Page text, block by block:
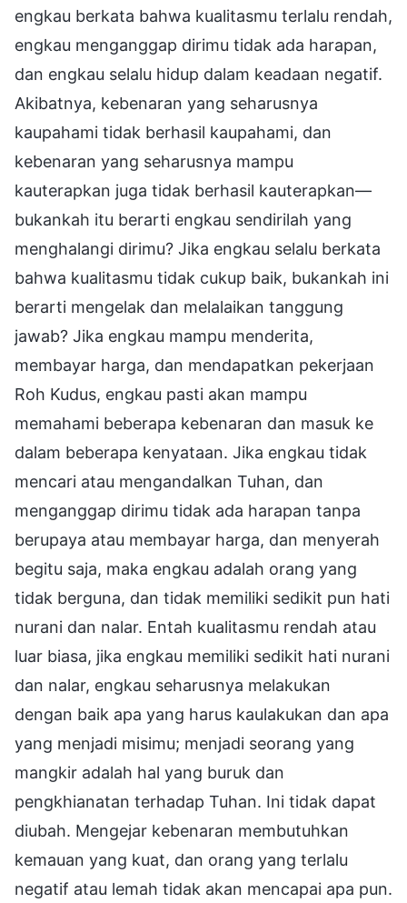
engkau berkata bahwa kualitasmu terlalu rendah,
engkau menganggap dirimu tidak ada harapan,
dan engkau selalu hidup dalam keadaan negatif.
Akibatnya, kebenaran yang seharusnya
kaupahami tidak berhasil kaupahami, dan
kebenaran yang seharusnya mampu
kauterapkan juga tidak berhasil kauterapkan—
bukankah itu berarti engkau sendirilah yang
menghalangi dirimu? Jika engkau selalu berkata
bahwa kualitasmu tidak cukup baik, bukankah ini
berarti mengelak dan melalaikan tanggung
jawab? Jika engkau mampu menderita,
membayar harga, dan mendapatkan pekerjaan
Roh Kudus, engkau pasti akan mampu
memahami beberapa kebenaran dan masuk ke
dalam beberapa kenyataan. Jika engkau tidak
mencari atau mengandalkan Tuhan, dan
menganggap dirimu tidak ada harapan tanpa
berupaya atau membayar harga, dan menyerah
begitu saja, maka engkau adalah orang yang
tidak berguna, dan tidak memiliki sedikit pun hati
nurani dan nalar. Entah kualitasmu rendah atau
luar biasa, jika engkau memiliki sedikit hati nurani
dan nalar, engkau seharusnya melakukan
dengan baik apa yang harus kaulakukan dan apa
yang menjadi misimu; menjadi seorang yang
mangkir adalah hal yang buruk dan
pengkhianatan terhadap Tuhan. Ini tidak dapat
diubah. Mengejar kebenaran membutuhkan
kemauan yang kuat, dan orang yang terlalu
negatif atau lemah tidak akan mencapai apa pun.